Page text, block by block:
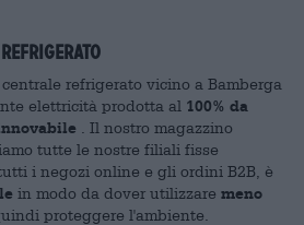
refrigerato
refrigerato vicino a Bamberga
elettricità prodotta al 100% da
. Il nostro magazzino
tutte le nostre filiali fisse
i negozi online e gli ordini B2B, è
in modo da dover utilizzare meno
proteggere l'ambiente.